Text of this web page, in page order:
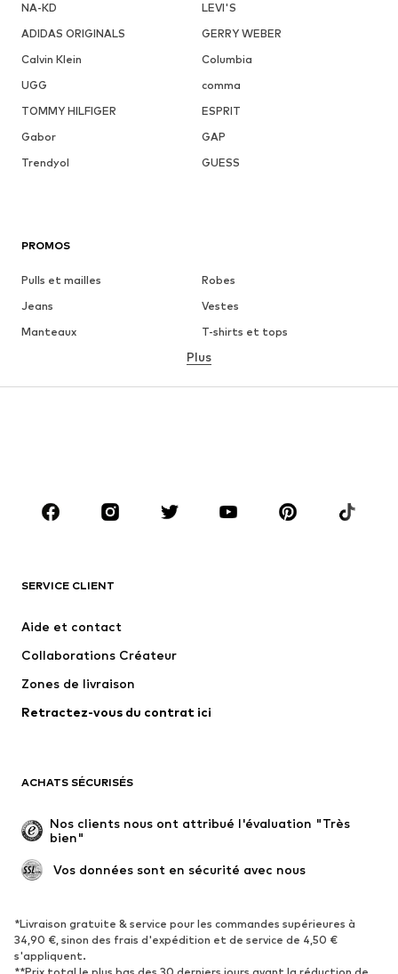
NA-KD
LEVI'S
ADIDAS ORIGINALS
GERRY WEBER
Calvin Klein
Columbia
UGG
comma
TOMMY HILFIGER
ESPRIT
Gabor
GAP
Trendyol
GUESS
PROMOS
Pulls et mailles
Robes
Jeans
Vestes
Manteaux
T-shirts et tops
Lingerie
Jupes
Blouses et tuniques
Accessoires
Premium
Nouveautés
Lingerie
Manteaux
Jupes
Occasions spéciales
Exclusif
Remise à neuf
Nouveautés
Tendance
Baskets
Bottines
Plus
SERVICE CLIENT
Aide et contact
Collaborations Créateur
Zones de livraison
Retractez-vous du contrat ici
ACHATS SÉCURISÉS
Nos clients nous ont attribué l'évaluation "Très
bien"
Vos données sont en sécurité avec nous
*Livraison gratuite & service pour les commandes supérieures à
34,90 €, sinon des frais d'expédition et de service de 4,50 €
s'appliquent.